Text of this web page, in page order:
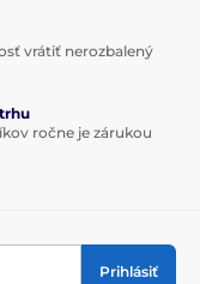
vrátiť nerozbalený
ročne je zárukou
Prihlásiť